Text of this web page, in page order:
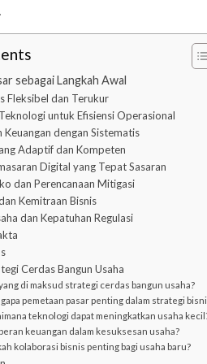
sebagai Langkah Awal
Fleksibel dan Terukur
untuk Efisiensi Operasional
Keuangan dengan Sistematis
Adaptif dan Kompeten
Digital yang Tepat Sasaran
dan Perencanaan Mitigasi
Kemitraan Bisnis
dan Kepatuhan Regulasi
Cerdas Bangun Usaha
di maksud strategi cerdas bangun usaha?
pemetaan pasar penting dalam strategi
teknologi dapat meningkatkan usaha
keuangan dalam kesuksesan usaha?
kolaborasi bisnis penting bagi usaha baru?